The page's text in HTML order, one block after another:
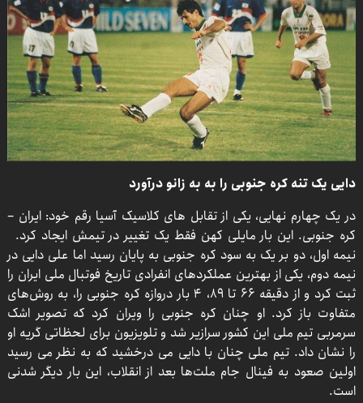
دایی یک تنه کره جنوبی را به به زانو درآورد
در یک چهارم نهایی، یکی از تقابل های کلاسیک آسیا رقم خود: ایران –
کره جنوبی. این بار مایلی کهن فقط یک تغییر در تیمش ایجاد کرد.
نیمه اول، دو بر یک به سود کره جنوبی به پایان رسید اما علی دایی در
نیمه دوم، یکی از بهترین عملکردهای انفرادی تاریخ فوتبال ملی ایران را
ثبت کرد و از دقیقه ۶۶ تا ۸۹، ۴ بار دروازه کره جنوبی را، به روش‌های
متفاوت باز کرد. او چنان کره جنوبی را ویران کرد که تصویر اشک
سرمربی تیم ملی این کشور سرازیر شد و تلویزیون برای لحظاتی گریه او
را نشان داد. تیم ملی چنان با دایی می درخشید که به نظر می رسید
اولین صعود به فینال جام ملت‌ها بعد از انقلاب، این بار دیگر شدنی
است.